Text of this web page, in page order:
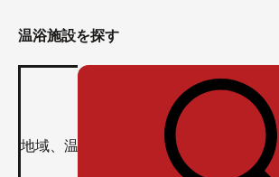
温浴施設を探す